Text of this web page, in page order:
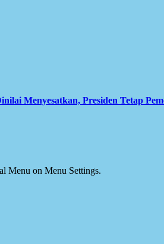
Menyesatkan, Presiden Tetap
Menu on Menu Settings.